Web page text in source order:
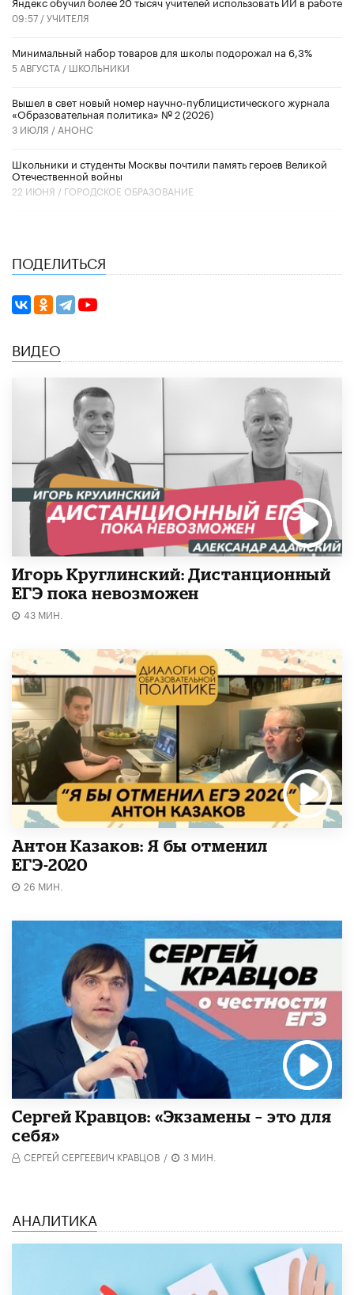
09:57 /УЧИТЕЛЯ
Минимальный набор товаров для школы подорожал на 6,3%
5 АВГУСТА / ШКОЛЬНИКИ
Вышел в свет новый номер научно-публицистического журнала
«Образовательная политика» № 2 (2026)
3 ИЮЛЯ / АНОНС
Школьники и студенты Москвы почтили память героев Великой
Отечественной войны
22 ИЮНЯ / ГОРОДСКОЕ ОБРАЗОВАНИЕ
ПОДЕЛИТЬСЯ
ВИДЕО
Игорь Круглинский: Дистанционный
ЕГЭ пока невозможен
43 МИН.
Антон Казаков: Я бы отменил
ЕГЭ-2020
26 МИН.
Сергей Кравцов: «Экзамены – это для
себя»
СЕРГЕЙ СЕРГЕЕВИЧ КРАВЦОВ / 3 МИН.
АНАЛИТИКА